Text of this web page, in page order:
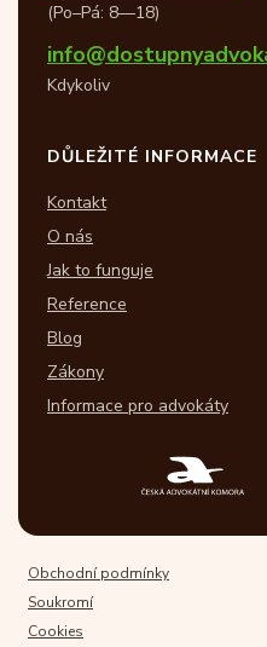
(Po–Pá: 8—18)
Kdykoliv
DŮLEŽITÉ INFORMACE
Kontakt
O nás
Jak to funguje
Reference
Blog
Zákony
Informace pro advokáty
Obchodní podmínky
Soukromí
Cookies